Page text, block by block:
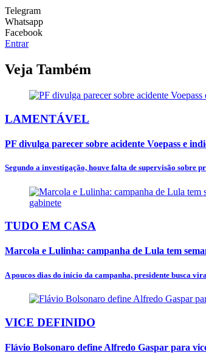
Telegram
Whatsapp
Facebook
Entrar
Veja Também
LAMENTÁVEL
PF divulga parecer sobre acidente Voepass e
Segundo a investigação, houve falta de supervisão sobre
TUDO EM CASA
Marcola e Lulinha: campanha de Lula tem
A poucos dias do início da campanha, presidente busca
VICE DEFINIDO
Flávio Bolsonaro define Alfredo Gaspar para